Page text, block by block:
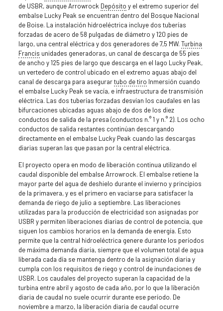
de USBR, aunque Arrowrock Depósito y el extremo superior del
embalse Lucky Peak se encuentran dentro del Bosque Nacional
de Boise. La instalación hidroeléctrica incluye dos tuberías
forzadas de acero de 58 pulgadas de diámetro y 120 pies de
largo, una central eléctrica y dos generadores de 7,5 MW. Turbina
Francis unidades generadoras, un canal de descarga de 55 pies
de ancho y 125 pies de largo que descarga en el lago Lucky Peak,
un vertedero de control ubicado en el extremo aguas abajo del
canal de descarga para asegurartubo de tiro Inmersión cuando
el embalse Lucky Peak se vacía, e infraestructura de transmisión
eléctrica. Las dos tuberías forzadas desvían los caudales en las
bifurcaciones ubicadas aguas abajo de dos de los diez
conductos de salida de la presa (conductos n.° 1 y n.° 2). Los ocho
conductos de salida restantes continúan descargando
directamente en el embalse Lucky Peak cuando las descargas
diarias superan las que pasan por la central eléctrica.
El proyecto opera en modo de liberación continua utilizando el
caudal disponible del embalse Arrowrock. El embalse retiene la
mayor parte del agua de deshielo durante el invierno y principios
de la primavera, y es el primero en vaciarse para satisfacer la
demanda de riego de julio a septiembre. Las liberaciones
utilizadas para la producción de electricidad son asignadas por
USBR y permiten liberaciones diarias de control de potencia, que
siguen los cambios horarios en la demanda de energía. Esto
permite que la central hidroeléctrica genere durante los períodos
de máxima demanda diaria, siempre que el volumen total de agua
liberada cada día se mantenga dentro de la asignación diaria y
cumpla con los requisitos de riego y control de inundaciones de
USBR. Los caudales del proyecto superan la capacidad de la
turbina entre abril y agosto de cada año, por lo que la liberación
diaria de caudal no suele ocurrir durante ese período. De
noviembre a marzo, la liberación diaria de caudal ocurre